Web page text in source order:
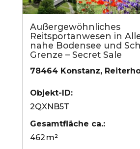
Außergewöhnliches
Reitsportanwesen in
nahe Bodensee und
Grenze – Secret Sale
78464 Konstanz,
Objekt-ID:
2QXNB5T
Gesamtfläche ca.:
462 m²